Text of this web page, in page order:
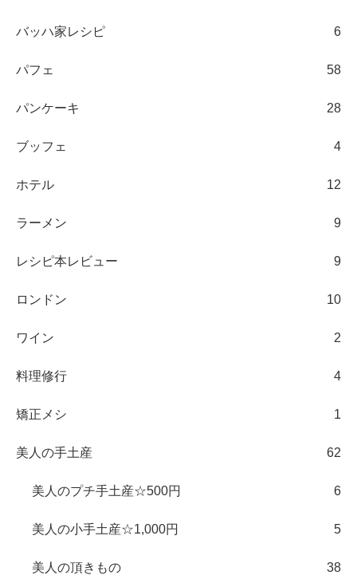
バッハ家レシピ 6
パフェ 58
パンケーキ 28
ブッフェ 4
ホテル 12
ラーメン 9
レシピ本レビュー 9
ロンドン 10
ワイン 2
料理修行 4
矯正メシ 1
美人の手土産 62
美人のプチ手土産☆500円 6
美人の小手土産☆1,000円 5
美人の頂きもの 38